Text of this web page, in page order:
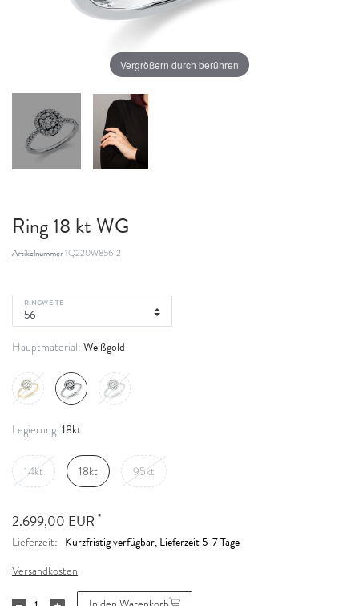
Vergrößern durch berühren
Ring 18 kt WG
Artikelnummer1Q220W856-2
RINGWEITE
Hauptmaterial: Weißgold
Legierung: 18kt
14kt 18kt 95kt
2.699,00 EUR *
Lieferzeit: Kurzfristig verfügbar, Lieferzeit 5-7 Tage
Versandkosten